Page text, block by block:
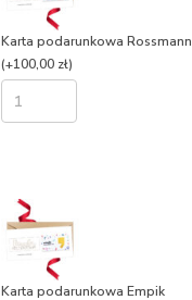
Karta podarunkowa Rossmann
(+100,00 zł)
Karta podarunkowa Empik